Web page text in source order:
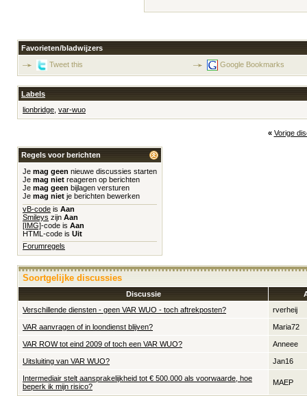
Favorieten/bladwijzers
Tweet this
Google Bookmarks
Labels
lionbridge var-wuo
« Vorige
Regels voor berichten
Je mag geen nieuwe discussies starten
Je mag niet reageren op berichten
Je mag geen bijlagen versturen
Je mag niet je berichten bewerken
vB-code is Aan
Smileys zijn Aan
[IMG]-code is Aan
HTML-code is Uit
Forumregels
Soortgelijke discussies
Discussie
Verschillende diensten - geen VAR WUO - toch aftrekposten?
rverheij
VAR aanvragen of in loondienst blijven? Maria72
VAR ROW tot eind 2009 of toch een VAR WUO? Anneee
Uitsluiting van VAR WUO? Jan16
Intermediair stelt aansprakelijkheid tot € 500.000 als voorwaarde, hoe
beperk ik mijn risico?
MAEP